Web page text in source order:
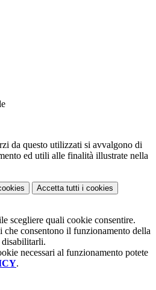
da questo utilizzati si avvalgono di
ed utili alle finalità illustrate nella
Accetta tutti i cookies
scegliere quali cookie consentire.
che consentono il funzionamento della
disabilitarli.
necessari al funzionamento potete
.